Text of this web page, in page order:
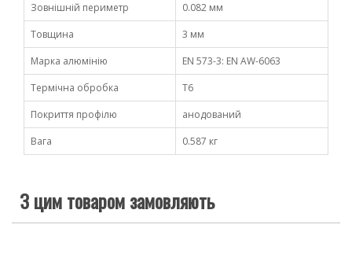
Зовнішній периметр
0.082 мм
Товщина
3 мм
Марка алюмінію
EN 573-3: EN AW-6063
Термічна обробка
Т6
Покриття профілю
анодований
Вага
0.587 кг
З цим товаром замовляють